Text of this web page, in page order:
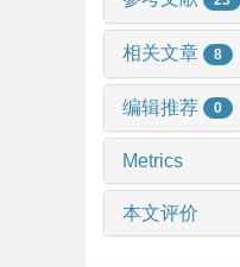
相关文章 8
编辑推荐 0
Metrics
本文评价